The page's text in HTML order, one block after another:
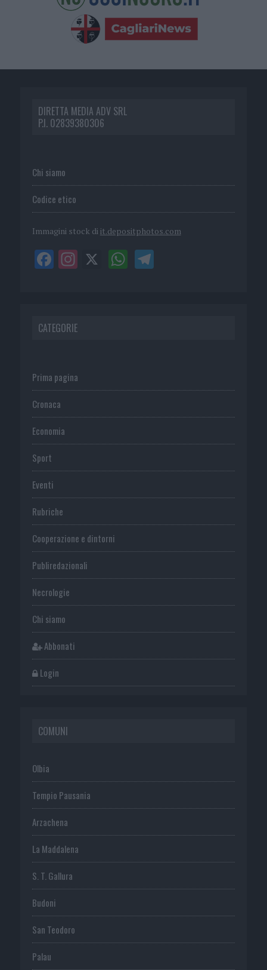
DIRETTA MEDIA ADV SRL
P.I. 02839380306
Chi siamo
Codice etico
Immagini stock di it.depositphotos.com
CATEGORIE
Prima pagina
Cronaca
Economia
Sport
Eventi
Rubriche
Cooperazione e dintorni
Publiredazionali
Necrologie
Chi siamo
Abbonati
Login
COMUNI
Olbia
Tempio Pausania
Arzachena
La Maddalena
S. T. Gallura
Budoni
San Teodoro
Palau